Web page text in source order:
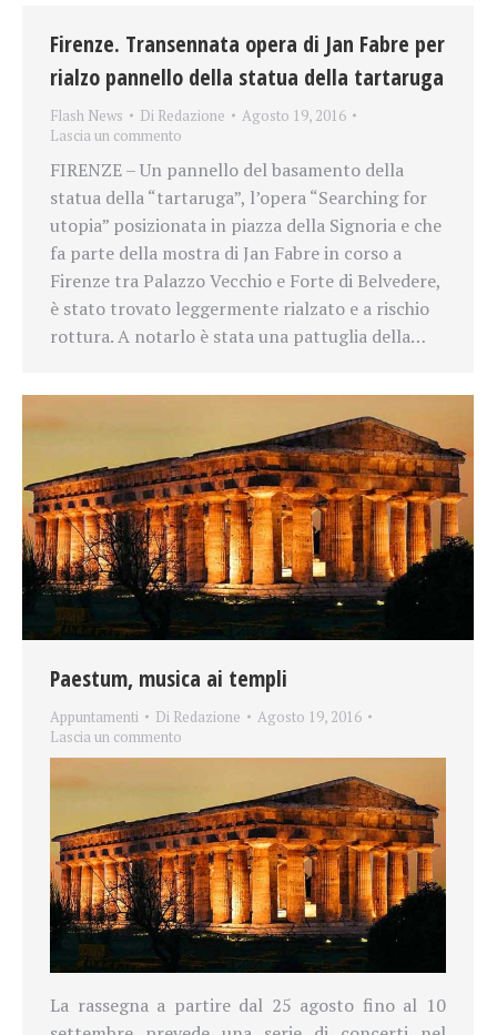
Firenze. Transennata opera di Jan Fabre per
rialzo pannello della statua della tartaruga
Flash News Di Redazione
Agosto 19, 2016
Lascia un commento
FIRENZE – Un pannello del basamento della
statua della “tartaruga”, l’opera “Searching for
utopia” posizionata in piazza della Signoria e che
fa parte della mostra di Jan Fabre in corso a
Firenze tra Palazzo Vecchio e Forte di Belvedere,
è stato trovato leggermente rialzato e a rischio
rottura. A notarlo è stata una pattuglia della…
Paestum, musica ai templi
Appuntamenti Di Redazione
Agosto 19, 2016
Lascia un commento
La rassegna a partire dal 25 agosto fino al 10